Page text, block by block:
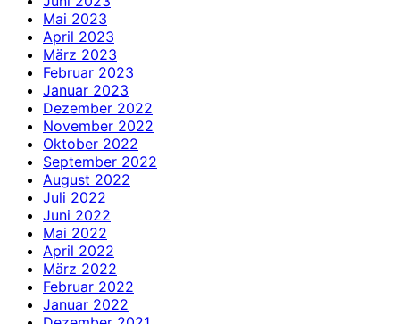
Mai 2023
April 2023
März 2023
Februar 2023
Januar 2023
Dezember 2022
November 2022
Oktober 2022
September 2022
August 2022
Juli 2022
Juni 2022
Mai 2022
April 2022
März 2022
Februar 2022
Januar 2022